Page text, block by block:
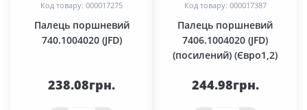
Код товару: 000017275
Палець поршневий
740.1004020 (JFD)
238.08грн.
Код товару: 000017387
Палець поршневий
7406.1004020 (JFD)
(посилений) (Євро1,2)
244.98грн.